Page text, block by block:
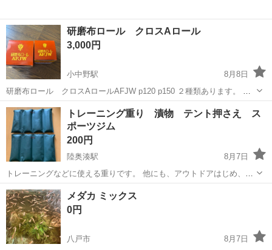
研磨布ロール クロスAロール
3,000円
小中野駅
8月8日
研磨布ロール クロスAロールAFJW p120 p150 ２種類あります。 お
まとめでいかがですか？ ヤスリ新品です！ 詳細はわかりませんのでご
質問にはお答えできませんが、2個でこの価格はお買い得かも？
青森 八戸市 その他
トレーニング重り 漬物 テント押さえ ス
ポーツジム
200円
陸奥湊駅
8月7日
トレーニングなどに使える重りです。 他にも、アウトドアはじめ、
様々な使い方ができると思います。 よろしくお願いします。
青森 八戸市 陸奥湊駅
メダカ ミックス
0円
八戸市
8月7日